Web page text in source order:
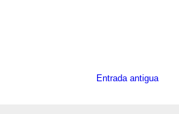
Entrada antigua